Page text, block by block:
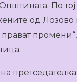
По
од